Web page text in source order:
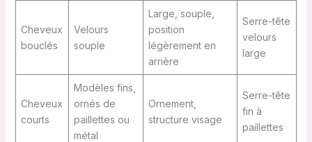
Cheveux
bouclés
Velours
souple
Large, souple,
position
légèrement en
arrière
Serre-tête
velours
large
Cheveux
courts
Modèles fins,
ornés de
paillettes ou
métal
Ornement,
structure visage
Serre-tête
fin à
paillettes